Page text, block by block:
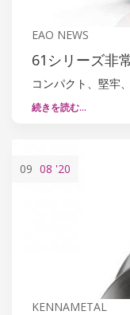
EAO NEWS
61シリーズ非
コンパクト、堅牢
続きを読む…
09 08 '20
KENNAMETAL